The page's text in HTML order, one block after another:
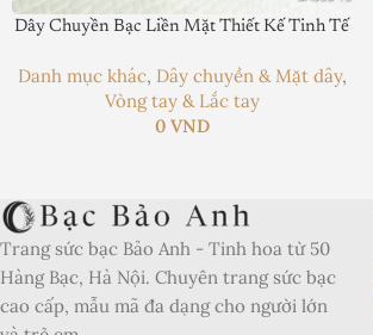
Dây Chuyền Bạc Liền Mặt Thiết Kế Tinh Tế
Danh mục khác, Dây chuyền & Mặt dây,
Vòng tay & Lắc tay
0 VND
Trang sức bạc Bảo Anh - Tinh hoa từ 50
Hàng Bạc, Hà Nội. Chuyên trang sức bạc
cao cấp, mẫu mã đa dạng cho người lớn